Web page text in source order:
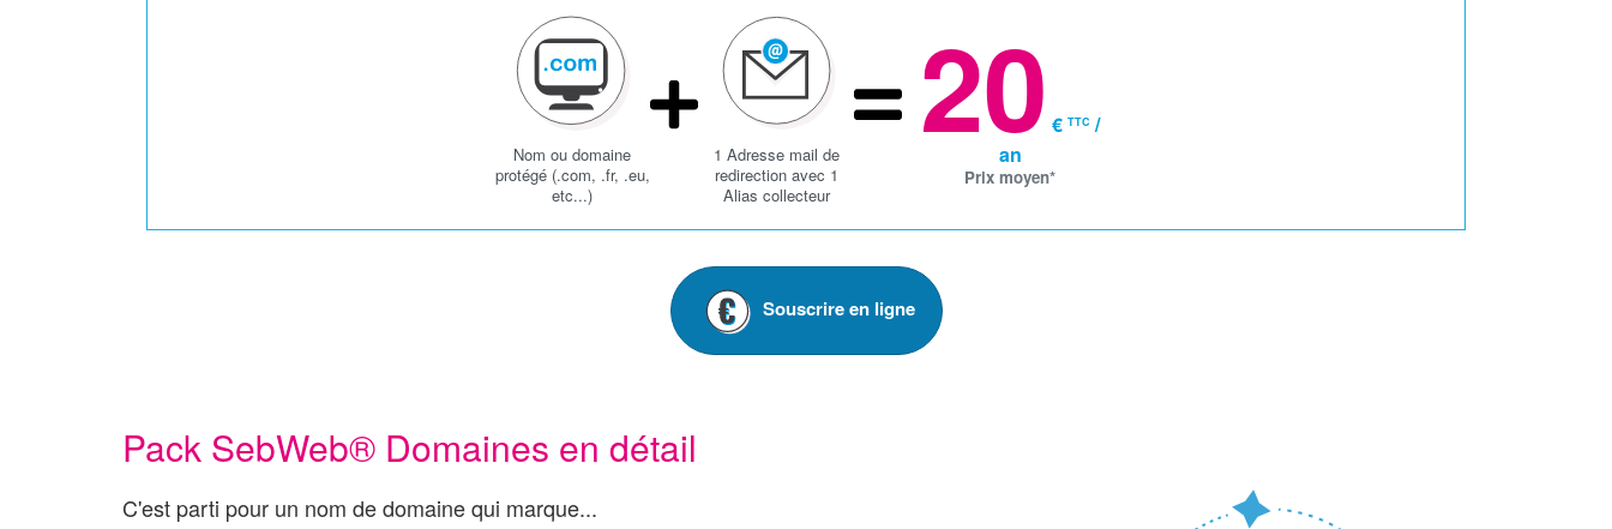
Nom ou domaine
protégé (.com, .fr, .eu,
etc...)
1 Adresse mail de
redirection avec 1
Alias collecteur
20 € TTC /
an
Prix moyen*
Souscrire en ligne
Pack SebWeb® Domaines en détail
C'est parti pour un nom de domaine qui marque...